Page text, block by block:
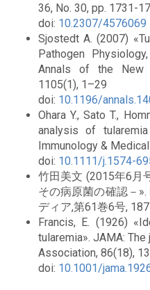
36, No. 30, pp. 1731-
doi: 10.2307/4576069
Sjostedt A. (2007)
Pathogen
Annals of the New
1105(1), 1–29
doi: 10.1196/
Ohara Y., Sato T.,
analysis of
Immunology &
doi: 10.1111/j.1574-
竹田美文 (2015年6月
その病原菌の確認－
ディア,第61巻6号,
Francis, E. (1926)
tularemia». JAMA:
Association, 86(18),
doi: 10.1001/